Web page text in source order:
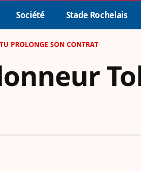
Société Stade Rochelais
PROLONGE SON CONTRAT